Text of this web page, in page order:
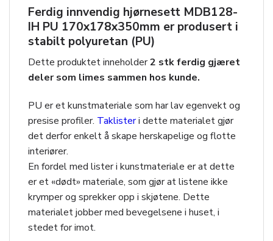
Ferdig innvendig hjørnesett MDB128-
IH PU 170x178x350mm er produsert i
stabilt polyuretan (PU)
Dette produktet inneholder2 stk ferdig gjæret
deler som limes sammen hos kunde.
PU er et kunstmateriale som har lav egenvekt og
presise profiler. Taklisteri dette materialet gjør
det derfor enkelt å skape herskapelige og flotte
interiører.
En fordel med lister i kunstmateriale er at dette
er et «dødt» materiale, som gjør at listene ikke
krymper og sprekker opp i skjøtene. Dette
materialet jobber med bevegelsene i huset, i
stedet for imot.